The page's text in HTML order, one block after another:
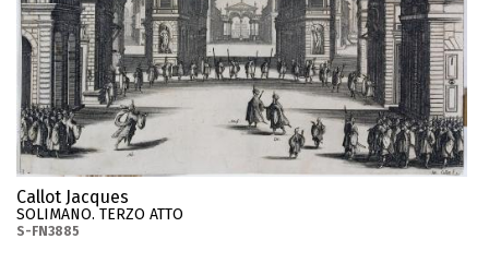
Callot Jacques
SOLIMANO. TERZO ATTO
S-FN3885